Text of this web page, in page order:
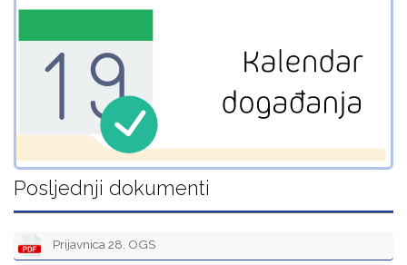
Posljednji dokumenti
Prijavnica 28. OGS